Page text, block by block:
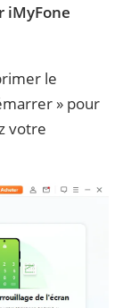
iMyFone
le
» pour
votre